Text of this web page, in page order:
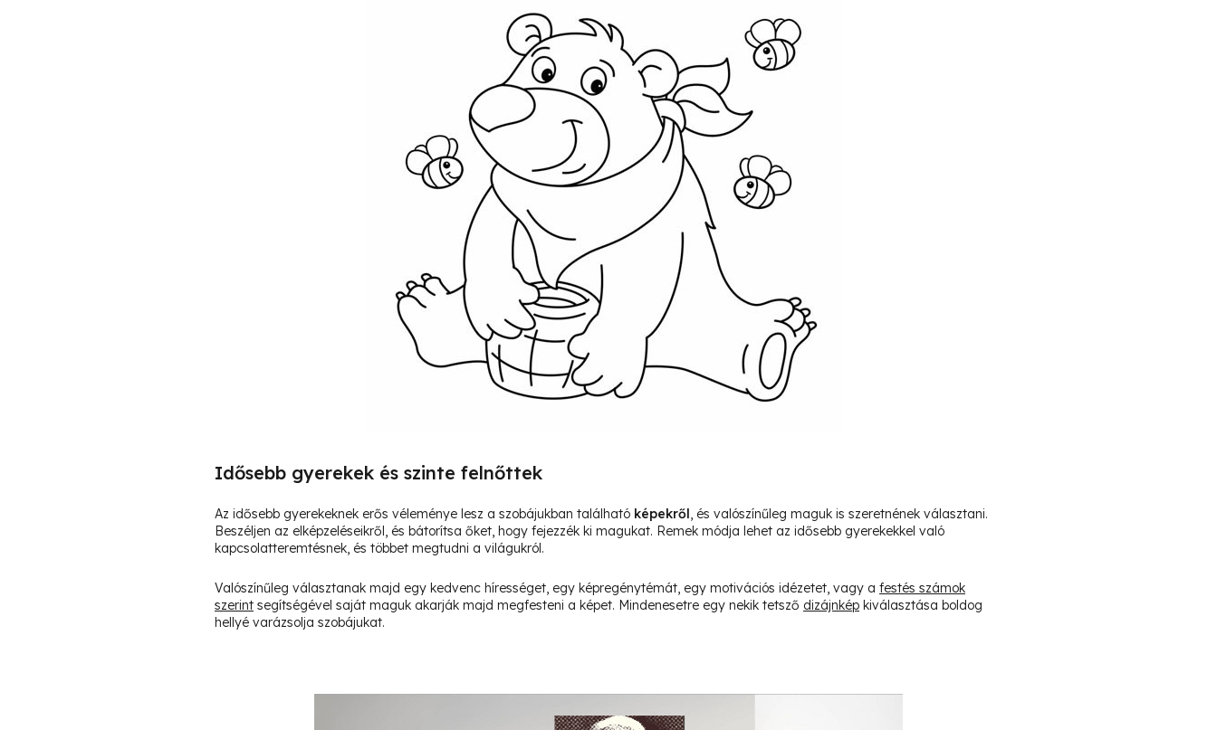
Idősebb gyerekek és szinte felnőttek
Az idősebb gyerekeknek erős véleménye lesz a szobájukban található képekről , és valószínűleg maguk is szeretnének választani.
Beszéljen az elképzeléseikről, és bátorítsa őket, hogy fejezzék ki magukat. Remek módja lehet az idősebb gyerekekkel való
kapcsolatteremtésnek, és többet megtudni a világukról.
Valószínűleg választanak majd egy kedvenc hírességet, egy képregénytémát, egy motivációs idézetet, vagy a festés számok
szerint segítségével saját maguk akarják majd megfesteni a képet. Mindenesetre egy nekik tetsző dizájnkép kiválasztása boldog
hellyé varázsolja szobájukat.